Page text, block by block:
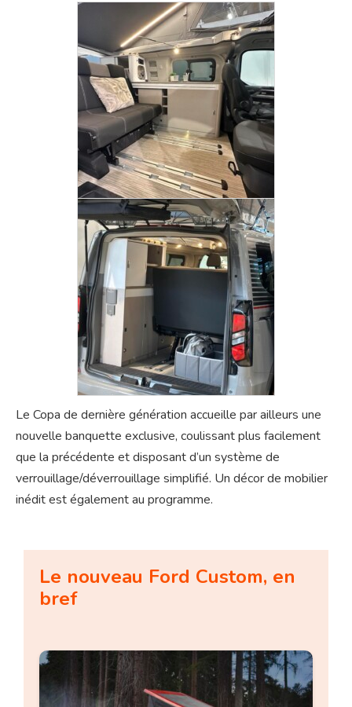
Le Copa de dernière génération accueille par ailleurs une
nouvelle banquette exclusive, coulissant plus facilement
que la précédente et disposant d’un système de
verrouillage/déverrouillage simplifié. Un décor de mobilier
inédit est également au programme.
Le nouveau Ford Custom, en
bref